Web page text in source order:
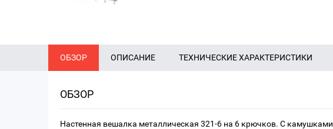
ОБЗОР ОПИСАНИЕ ТЕХНИЧЕСКИЕ ХАРАКТЕРИСТИКИ
ОБЗОР
Настенная вешалка металлическая 321-6 на 6 крючков. С камушками